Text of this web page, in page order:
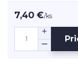
7,40 €/ks